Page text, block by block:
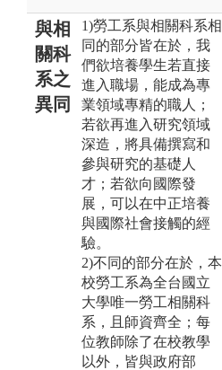
與相
關科
系之
異同
1)勞工系與相關科系相
同的部分皆在於，我
們欲培養學生若直接
進入職場，能成為專
業領域專精的職人；
若欲再進入研究領域
深造，將具備撰寫和
參與研究的基礎人
才；若欲向國際發
展，可以在中正培養
與國際社會接觸的經
驗。
2)不同的部分在於，本
校勞工系為全台國立
大學唯一勞工相關科
系，且師資齊全；每
位教師除了在校教學
以外，皆與政府部